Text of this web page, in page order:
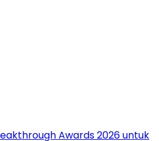
Awards 2026 untuk